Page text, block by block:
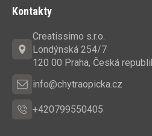
Kontakty
Creatissimo s.r.o.
Londýnská 254/7
120 00 Praha, Česká
info@chytraopicka.cz
+420799550405